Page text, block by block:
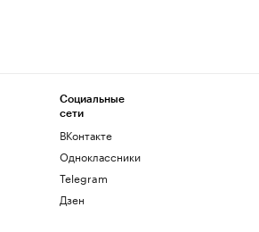
Социальные
сети
ВКонтакте
Одноклассники
Telegram
Дзен